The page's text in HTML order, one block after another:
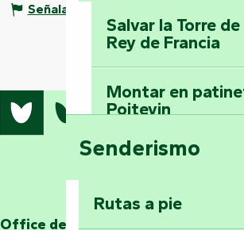
Salvar la Torre
Rey de Francia
Montar en
Poitevin
Domine los
Vouvant
Senderismo
Rutas a pie
Señalar un error
Office de tourisme